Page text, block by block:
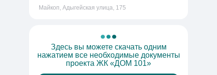
Майкоп, Адыгейская улица, 175
Здесь вы можете скачать одним
нажатием все необходимые документы
проекта ЖК «ДОМ 101»